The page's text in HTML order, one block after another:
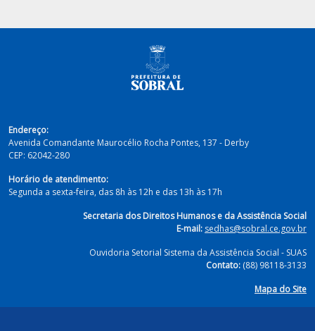
Endereço:
Avenida Comandante Maurocélio Rocha Pontes, 137 - Derby
CEP: 62042-280
Horário de atendimento:
Segunda a sexta-feira, das 8h às 12h e das 13h às 17h
Secretaria dos Direitos Humanos e da Assistência Social
E-mail: sedhas@sobral.ce.gov.br
Ouvidoria Setorial Sistema da Assistência Social - SUAS
Contato: (88) 98118-3133
Mapa do Site